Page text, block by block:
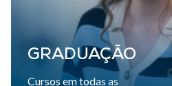
Unoesc
StoreGRADUAÇÃO
Cursos em todas as